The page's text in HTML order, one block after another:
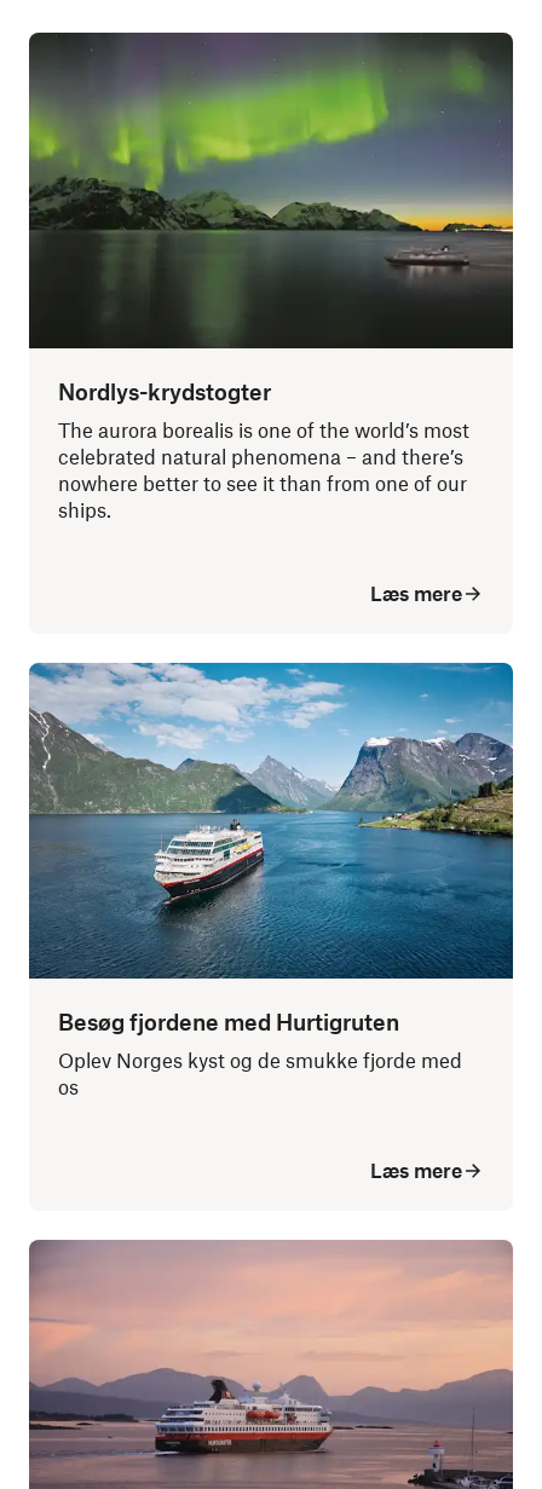
Nordlys-krydstogter
The aurora borealis is one of the world’s most
celebrated natural phenomena – and there’s
nowhere better to see it than from one of our
ships.
Læs mere
Besøg fjordene med Hurtigruten
Oplev Norges kyst og de smukke fjorde med
os
Læs mere